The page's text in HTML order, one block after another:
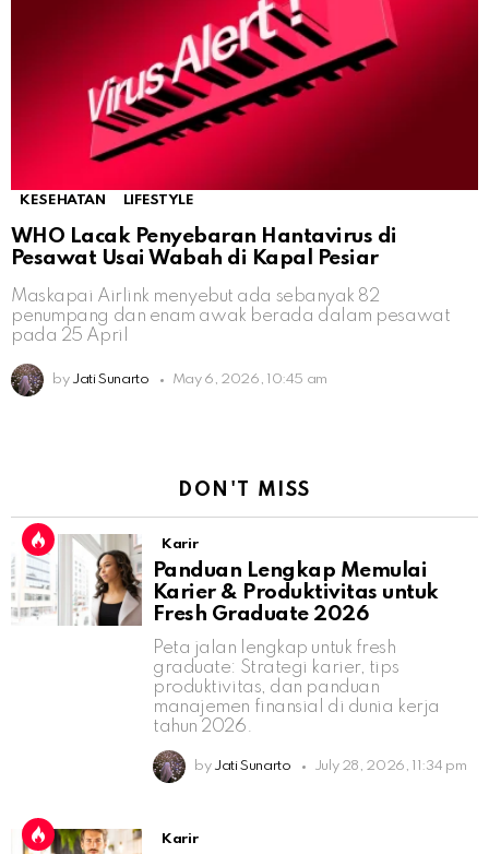
KESEHATAN LIFESTYLE
WHO Lacak Penyebaran Hantavirus di
Pesawat Usai Wabah di Kapal Pesiar
Maskapai Airlink menyebut ada sebanyak 82
penumpang dan enam awak berada dalam pesawat
pada 25 April
by Jati Sunarto May 6, 2026, 10:45 am
DON'T MISS
Karir
Panduan Lengkap Memulai
Karier & Produktivitas untuk
Fresh Graduate 2026
Peta jalan lengkap untuk fresh
graduate: Strategi karier, tips
produktivitas, dan panduan
manajemen finansial di dunia kerja
tahun 2026.
by Jati Sunarto July 28, 2026, 11:34 pm
Karir